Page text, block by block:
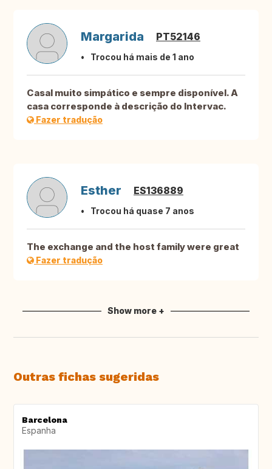
Margarida PT52146
Trocou há mais de 1 ano
Casal muito simpático e sempre disponível. A
casa corresponde à descrição do Intervac.
Fazer tradução
Esther ES136889
Trocou há quase 7 anos
The exchange and the host family were great
Fazer tradução
Show more +
Outras fichas sugeridas
Barcelona
Espanha